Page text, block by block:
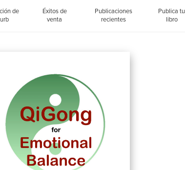
de
Éxitos de
venta
Publicaciones
recientes
Publica tu
libro